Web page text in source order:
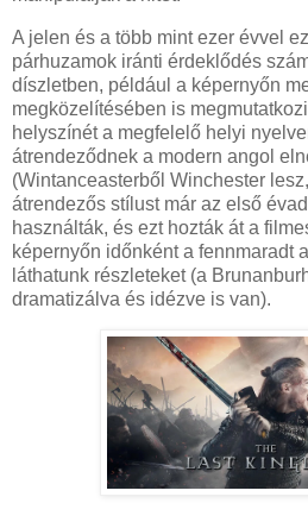
A jelen és a több mint ezer évvel
párhuzamok iránti érdeklődés
díszletben, például a képernyőn
megközelítésében is
helyszínét a megfelelő helyi
átrendeződnek a modern angol
(Wintanceasterből Winchester
átrendezős stílust már az első
használták, és ezt hozták át a
képernyőn időnként a fennmaradt
láthatunk részleteket (a
dramatizálva és idézve is van).